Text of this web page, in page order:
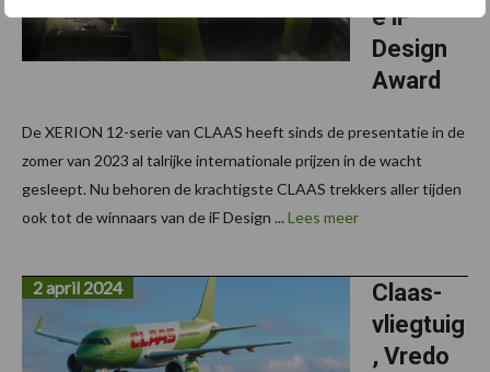
e iF
Design
Award
De XERION 12-serie van CLAAS heeft sinds de presentatie in de
zomer van 2023 al talrijke internationale prijzen in de wacht
gesleept. Nu behoren de krachtigste CLAAS trekkers aller tijden
ook tot de winnaars van de iF Design ... Lees meer
Claas-
vliegtuig
, Vredo
2 april 2024